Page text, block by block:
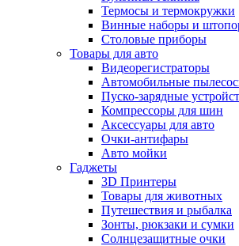
Термосы и термокружки
Винные наборы и
Столовые приборы
Товары для авто
Видеорегистраторы
Автомобильные
Пуско-зарядные
Компрессоры для шин
Аксессуары для авто
Очки-антифары
Авто мойки
Гаджеты
3D Принтеры
Товары для животных
Путешествия и рыбалка
Зонты, рюкзаки и сумки
Солнцезащитные очки